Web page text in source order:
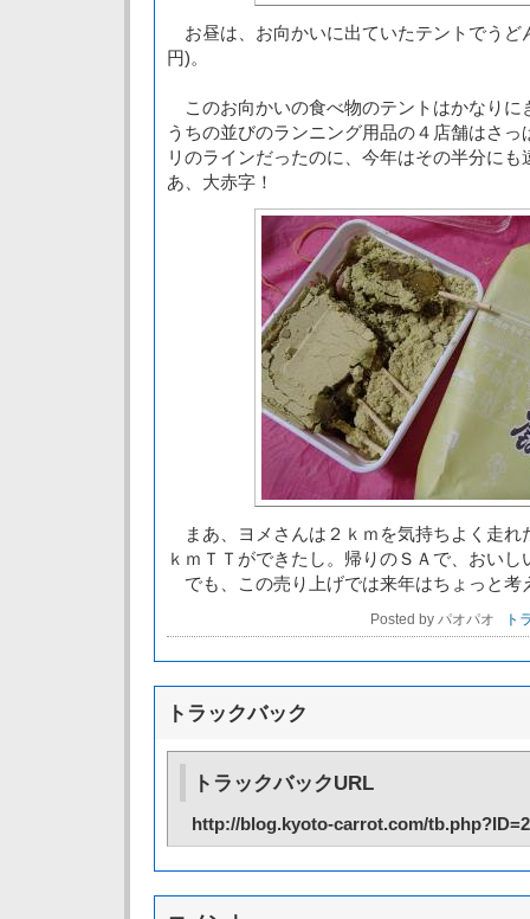
お昼は、お向かいに出ていたテントでうど
円)。
このお向かいの食べ物のテントはかなりに
うちの並びのランニング用品の４店舗はさ
リのラインだったのに、今年はその半分に
あ、大赤字！
まあ、ヨメさんは２ｋｍを気持ちよく走れ
ｋｍＴＴができたし。帰りのＳＡで、おい
でも、この売り上げでは来年はちょっと考
Posted by パオパオ ト
トラックバック
トラックバックURL
http://blog.kyoto-carrot.com/